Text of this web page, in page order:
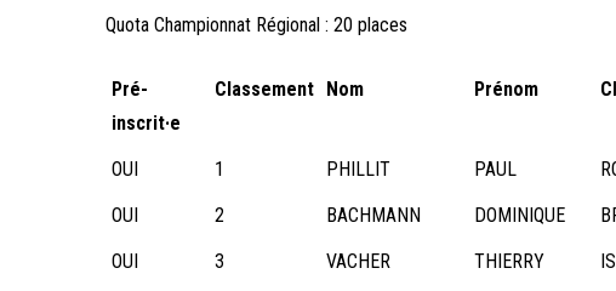
Quota Championnat Régional : 20 places
Pré-
inscrit·e
Classement Nom Prénom
OUI 1 PHILLIT PAUL
OUI
2 BACHMANN DOMINIQUE
OUI
3 VACHER THIERRY